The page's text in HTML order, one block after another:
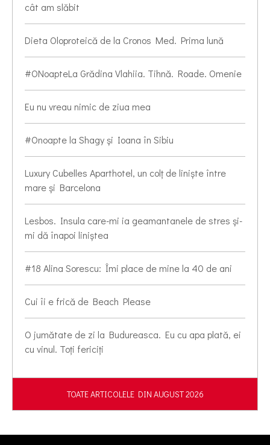
cât am slăbit
Dieta Oloproteică de la Cronos Med. Prima lună
#ONoapteLa Grădina Vlahiia. Tihnă. Roade. Omenie
Eu nu vreau nimic de ziua mea
#Onoapte la Shagy și Ioana în Sibiu
Luxury Cubelles Aparthotel, un colț de liniște între
mare și Barcelona
Lesbos. Insula care-mi ia geamantanele de stres și-
mi dă înapoi liniștea
#18 Alina Sorescu: Îmi place de mine la 40 de ani
Cui îi e frică de Beach Please
O jumătate de zi la Budureasca. Eu cu apa plată, ei
cu vinul. Toți fericiți
TOATE ARTICOLELE DIN AUGUST 2026